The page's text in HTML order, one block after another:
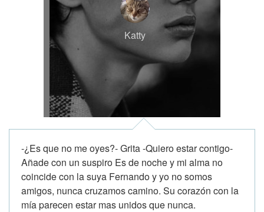
Katty
-¿Es que no me oyes?- Grita -Quiero estar contigo-
Añade con un suspiro Es de noche y mi alma no
coincide con la suya Fernando y yo no somos
amigos, nunca cruzamos camino. Su corazón con la
mía parecen estar mas unidos que nunca.